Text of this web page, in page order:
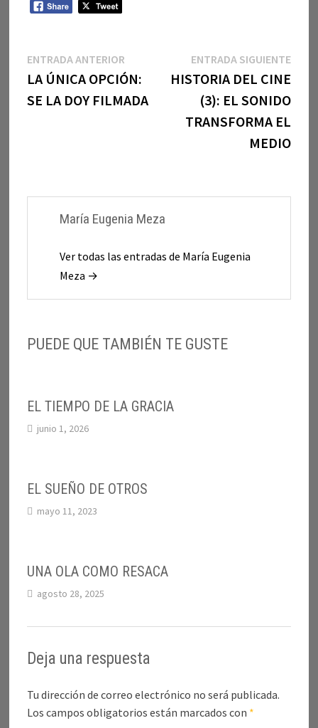
Navegación
de
ENTRADA ANTERIOREntrada
anterior:
LA ÚNICA OPCIÓN:
SE LA DOY FILMADA
ENTRADA SIGUIENTE
HISTORIA DEL CINE
(3): EL SONIDO
TRANSFORMA EL
MEDIO
María Eugenia Meza
Ver todas las entradas de María Eugenia
Meza →
PUEDE QUE TAMBIÉN TE GUSTE
EL TIEMPO DE LA GRACIA
junio 1, 2026
EL SUEÑO DE OTROS
mayo 11, 2023
UNA OLA COMO RESACA
agosto 28, 2025
Deja una respuesta
Tu dirección de correo electrónico no será publicada.
Los campos obligatorios están marcados con *